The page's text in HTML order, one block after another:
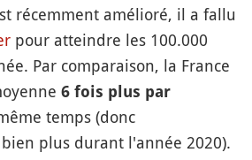
récemment amélioré, il a fallu
pour atteindre les 100.000
Par comparaison, la France
6 fois plus par
temps (donc
plus durant l'année 2020).